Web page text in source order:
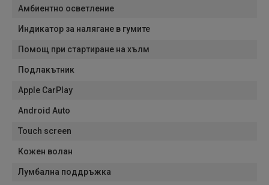
Амбиентно осветление
Индикатор за налягане в гумите
Помощ при стартиране на хълм
Подлакътник
Apple CarPlay
Android Auto
Touch screen
Кожен волан
Лумбална поддръжка